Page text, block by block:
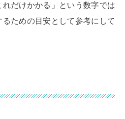
だけかかる」という数字では
ための目安として参考にして